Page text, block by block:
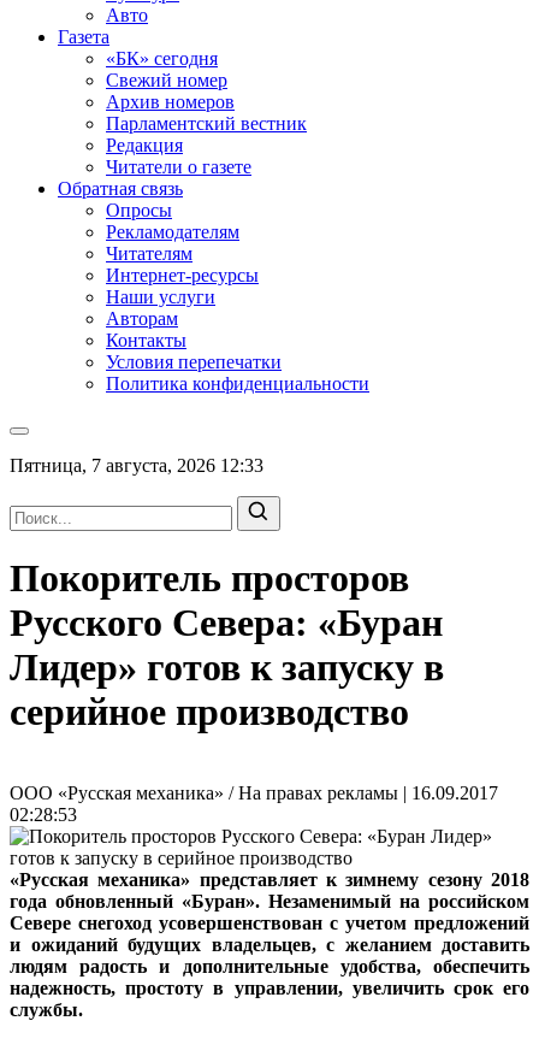
Авто
Газета
«БК» сегодня
Свежий номер
Архив номеров
Парламентский вестник
Редакция
Читатели о газете
Обратная связь
Опросы
Рекламодателям
Читателям
Интернет-ресурсы
Наши услуги
Авторам
Контакты
Условия перепечатки
Политика конфиденциальности
Пятница, 7 августа, 2026 12:33
Покоритель просторов
Русского Севера: «Буран
Лидер» готов к запуску в
серийное производство
ООО «Русская механика» / На правах рекламы | 16.09.2017
02:28:53
«Русская механика» представляет к зимнему сезону 2018
года обновленный «Буран». Незаменимый на российском
Севере снегоход усовершенствован с учетом предложений
и ожиданий будущих владельцев, с желанием доставить
людям радость и дополнительные удобства, обеспечить
надежность, простоту в управлении, увеличить срок его
службы.